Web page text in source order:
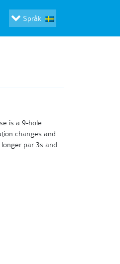
Språk
is a 9-hole
changes and
par 3s and